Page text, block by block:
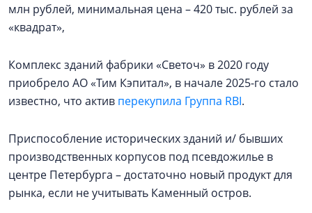
млн рублей, минимальная цена – 420 тыс. рублей за
«квадрат»,
Комплекс зданий фабрики «Светоч» в 2020 году
приобрело АО «Тим Кэпитал», в начале 2025-го стало
известно, что актив перекупила Группа RBI.
Приспособление исторических зданий и/ бывших
производственных корпусов под псевдожилье в
центре Петербурга – достаточно новый продукт для
рынка, если не учитывать Каменный остров.